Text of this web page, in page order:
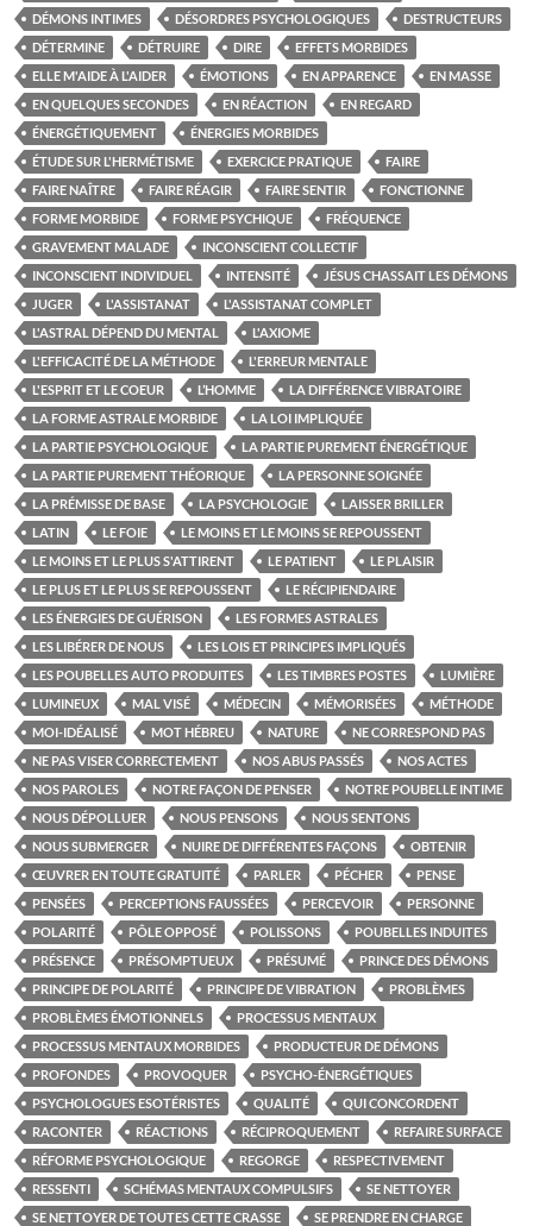
DÉMONS INTIMES DÉSORDRES PSYCHOLOGIQUES
DESTRUCTEURS
DÉTERMINE
DÉTRUIRE DIRE
EFFETS MORBIDES
ELLE M'AIDE À L'AIDER
ÉMOTIONS EN APPARENCE
EN MASSE
EN QUELQUES SECONDES
EN RÉACTION
EN REGARD
ÉNERGÉTIQUEMENT
ÉNERGIES MORBIDES
ÉTUDE SUR L'HERMÉTISME
EXERCICE PRATIQUE
FAIRE
FAIRE NAÎTRE
FAIRE RÉAGIR FAIRE SENTIR
FONCTIONNE
FORME MORBIDE
FORME PSYCHIQUE
FRÉQUENCE
GRAVEMENT MALADE
INCONSCIENT COLLECTIF
INCONSCIENT INDIVIDUEL
INTENSITÉ
JÉSUS CHASSAIT LES DÉMONS
JUGER
L'ASSISTANAT
L'ASSISTANAT COMPLET
L'ASTRAL DÉPEND DU MENTAL
L'AXIOME
L'EFFICACITÉ DE LA MÉTHODE
L'ERREUR MENTALE
L'ESPRIT ET LE COEUR
L’HOMME
LA DIFFÉRENCE VIBRATOIRE
LA FORME ASTRALE MORBIDE
LA LOI IMPLIQUÉE
LA PARTIE PSYCHOLOGIQUE
LA PARTIE PUREMENT ÉNERGÉTIQUE
LA PARTIE PUREMENT THÉORIQUE
LA PERSONNE SOIGNÉE
LA PRÉMISSE DE BASE
LA PSYCHOLOGIE
LAISSER BRILLER
LATIN
LE FOIE
LE MOINS ET LE MOINS SE REPOUSSENT
LE MOINS ET LE PLUS S'ATTIRENT
LE PATIENT
LE PLAISIR
LE PLUS ET LE PLUS SE REPOUSSENT
LE RÉCIPIENDAIRE
LES ÉNERGIES DE GUÉRISON
LES FORMES ASTRALES
LES LIBÉRER DE NOUS
LES LOIS ET PRINCIPES IMPLIQUÉS
LES POUBELLES AUTO PRODUITES
LES TIMBRES POSTES
LUMIÈRE
LUMINEUX
MAL VISÉ MÉDECIN MÉMORISÉES
MÉTHODE
MOI-IDÉALISÉ
MOT HÉBREU NATURE
NE CORRESPOND PAS
NE PAS VISER CORRECTEMENT
NOS ABUS PASSÉS
NOS ACTES
NOS PAROLES
NOTRE FAÇON DE PENSER
NOTRE POUBELLE INTIME
NOUS DÉPOLLUER
NOUS PENSONS
NOUS SENTONS
NOUS SUBMERGER
NUIRE DE DIFFÉRENTES FAÇONS
OBTENIR
ŒUVRER EN TOUTE GRATUITÉ
PARLER PÉCHER
PENSE
PENSÉES
PERCEPTIONS FAUSSÉES PERCEVOIR
PERSONNE
POLARITÉ
PÔLE OPPOSÉ POLISSONS
POUBELLES INDUITES
PRÉSENCE
PRÉSOMPTUEUX PRÉSUMÉ
PRINCE DES DÉMONS
PRINCIPE DE POLARITÉ
PRINCIPE DE VIBRATION
PROBLÈMES
PROBLÈMES ÉMOTIONNELS
PROCESSUS MENTAUX
PROCESSUS MENTAUX MORBIDES
PRODUCTEUR DE DÉMONS
PROFONDES
PROVOQUER
PSYCHO-ÉNERGÉTIQUES
PSYCHOLOGUES ESOTÉRISTES
QUALITÉ
QUI CONCORDENT
RACONTER
RÉACTIONS RÉCIPROQUEMENT
REFAIRE SURFACE
RÉFORME PSYCHOLOGIQUE
REGORGE
RESPECTIVEMENT
RESSENTI
SCHÉMAS MENTAUX COMPULSIFS
SE NETTOYER
SE NETTOYER DE TOUTES CETTE CRASSE
SE PRENDRE EN CHARGE